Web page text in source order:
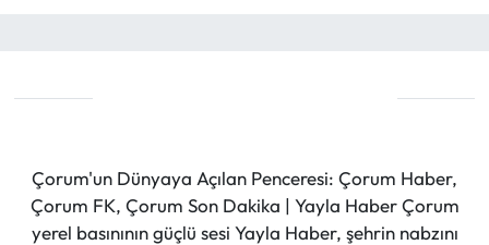
Çorum'un Dünyaya Açılan Penceresi: Çorum Haber,
Çorum FK, Çorum Son Dakika | Yayla Haber Çorum
yerel basınının güçlü sesi Yayla Haber, şehrin nabzını